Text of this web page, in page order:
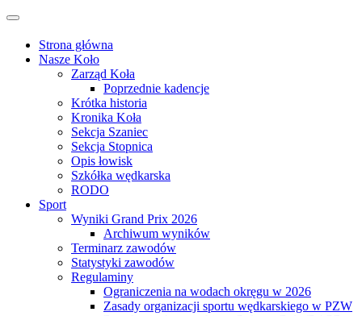
Przejdź
treści
Przełącz
Strona główna
Nasze Koło
Zarząd Koła
Poprzednie kadencje
Krótka historia
Kronika Koła
Sekcja Szaniec
Sekcja Stopnica
Opis łowisk
Szkółka wędkarska
RODO
Sport
Wyniki Grand Prix 2026
Archiwum wyników
Terminarz zawodów
Statystyki zawodów
Regulaminy
Ograniczenia na wodach okręgu w 2026
Zasady organizacji sportu wędkarskiego w PZW